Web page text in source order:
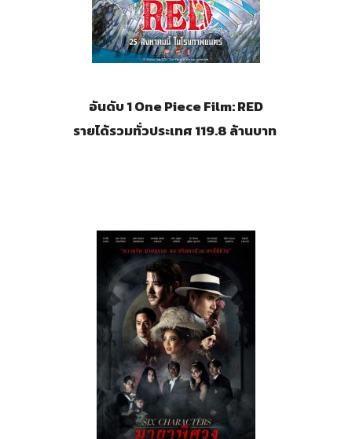
อันดับ 1 One Piece Film: RED
รายได้รวมทั่วประเทศ 119.8 ล้านบาท